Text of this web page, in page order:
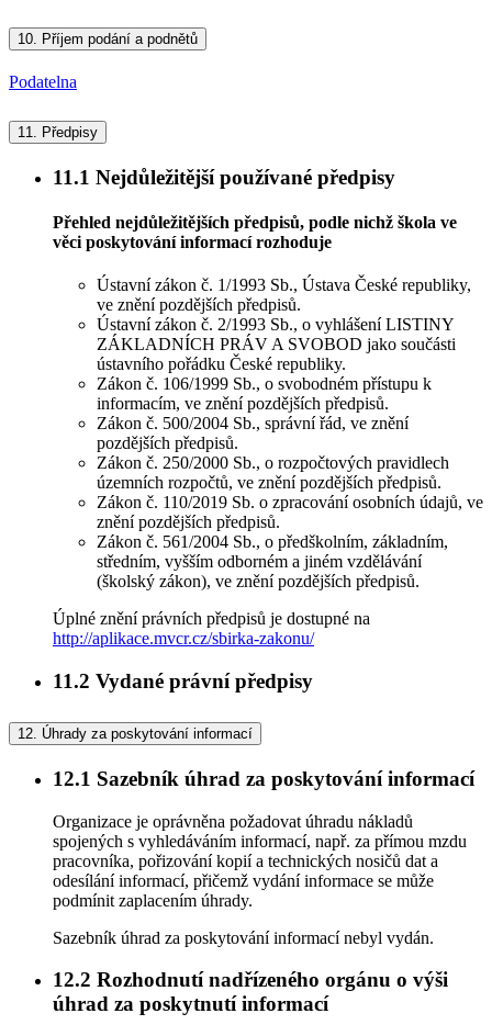
10. Příjem podání a podnětů
Podatelna
11. Předpisy
11.1 Nejdůležitější používané předpisy
Přehled nejdůležitějších předpisů, podle nichž škola ve
věci poskytování informací rozhoduje
Ústavní zákon č. 1/1993 Sb., Ústava České republiky,
ve znění pozdějších předpisů.
Ústavní zákon č. 2/1993 Sb., o vyhlášení LISTINY
ZÁKLADNÍCH PRÁV A SVOBOD jako součásti
ústavního pořádku České republiky.
Zákon č. 106/1999 Sb., o svobodném přístupu k
informacím, ve znění pozdějších předpisů.
Zákon č. 500/2004 Sb., správní řád, ve znění
pozdějších předpisů.
Zákon č. 250/2000 Sb., o rozpočtových pravidlech
územních rozpočtů, ve znění pozdějších předpisů.
Zákon č. 110/2019 Sb. o zpracování osobních údajů, ve
znění pozdějších předpisů.
Zákon č. 561/2004 Sb., o předškolním, základním,
středním, vyšším odborném a jiném vzdělávání
(školský zákon), ve znění pozdějších předpisů.
Úplné znění právních předpisů je dostupné na
http://aplikace.mvcr.cz/sbirka-zakonu/
11.2 Vydané právní předpisy
12. Úhrady za poskytování informací
12.1 Sazebník úhrad za poskytování informací
Organizace je oprávněna požadovat úhradu nákladů
spojených s vyhledáváním informací, např. za přímou mzdu
pracovníka, pořizování kopií a technických nosičů dat a
odesílání informací, přičemž vydání informace se může
podmínit zaplacením úhrady.
Sazebník úhrad za poskytování informací nebyl vydán.
12.2 Rozhodnutí nadřízeného orgánu o výši
úhrad za poskytnutí informací